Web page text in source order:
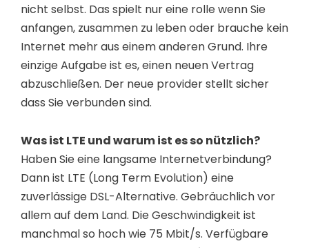
nicht selbst. Das spielt nur eine rolle wenn Sie
anfangen, zusammen zu leben oder brauche kein
Internet mehr aus einem anderen Grund. Ihre
einzige Aufgabe ist es, einen neuen Vertrag
abzuschließen. Der neue provider stellt sicher
dass Sie verbunden sind.
Was ist LTE und warum ist es so nützlich?
Haben Sie eine langsame Internetverbindung?
Dann ist LTE (Long Term Evolution) eine
zuverlässige DSL-Alternative. Gebräuchlich vor
allem auf dem Land. Die Geschwindigkeit ist
manchmal so hoch wie 75 Mbit/s. Verfügbare